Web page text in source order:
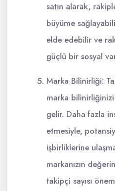
satın alarak,
büyüme
elde edebilir ve
güçlü bir sosyal
Marka Bilinirliği:
marka bilinirliğinizi
gelir. Daha fazla
etmesiyle,
işbirliklerine
markanızın
takipçi sayısı